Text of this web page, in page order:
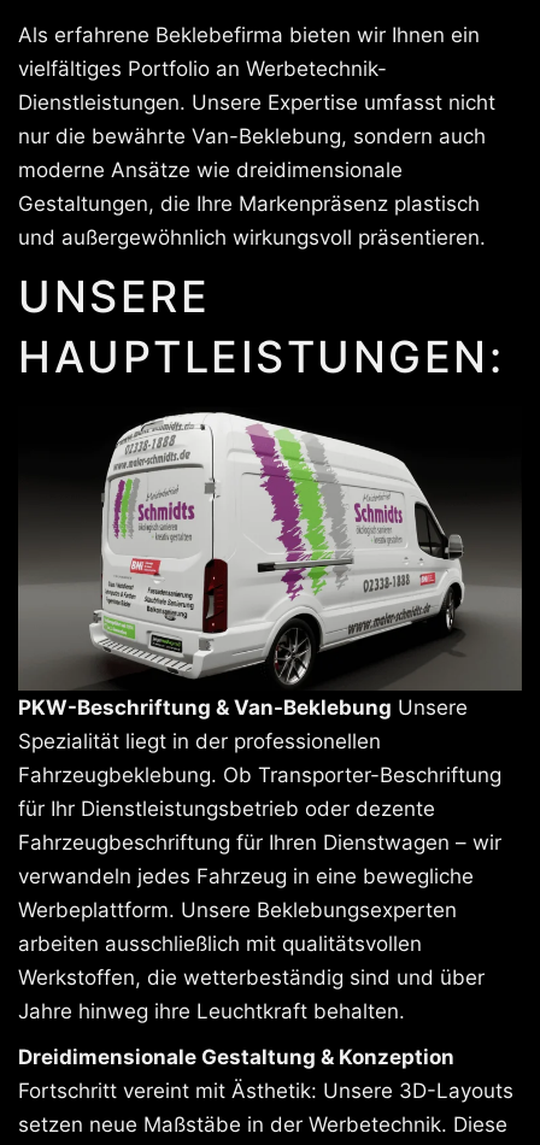
Als erfahrene Beklebefirma bieten wir Ihnen ein
vielfältiges Portfolio an Werbetechnik-
Dienstleistungen. Unsere Expertise umfasst nicht
nur die bewährte Van-Beklebung, sondern auch
moderne Ansätze wie dreidimensionale
Gestaltungen, die Ihre Markenpräsenz plastisch
und außergewöhnlich wirkungsvoll präsentieren.
UNSERE
HAUPTLEISTUNGEN:
PKW-Beschriftung & Van-Beklebung Unsere
Spezialität liegt in der professionellen
Fahrzeugbeklebung. Ob Transporter-Beschriftung
für Ihr Dienstleistungsbetrieb oder dezente
Fahrzeugbeschriftung für Ihren Dienstwagen – wir
verwandeln jedes Fahrzeug in eine bewegliche
Werbeplattform. Unsere Beklebungsexperten
arbeiten ausschließlich mit qualitätsvollen
Werkstoffen, die wetterbeständig sind und über
Jahre hinweg ihre Leuchtkraft behalten.
Dreidimensionale Gestaltung & Konzeption
Fortschritt vereint mit Ästhetik: Unsere 3D-Layouts
setzen neue Maßstäbe in der Werbetechnik. Diese